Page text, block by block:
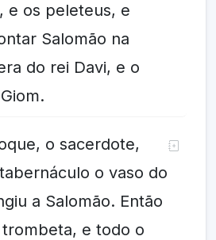
e os peleteus, e
Salomão na
do rei Davi, e o
o sacerdote,
o vaso do
a Salomão. Então
e todo o